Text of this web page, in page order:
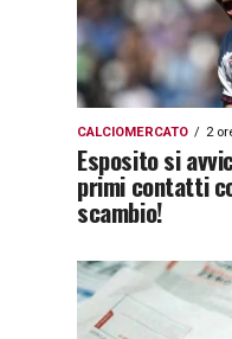
CALCIOMERCATO 2
Esposito si
primi contatti
scambio!